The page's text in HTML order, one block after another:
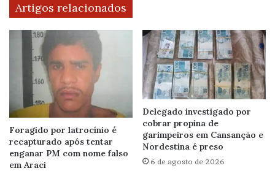
Artigos relacionados
Foragido por latrocínio é
recapturado após tentar
enganar PM com nome falso
em Araci
Delegado investigado por
cobrar propina de
garimpeiros em Cansanção e
Nordestina é preso
6 de agosto de 2026